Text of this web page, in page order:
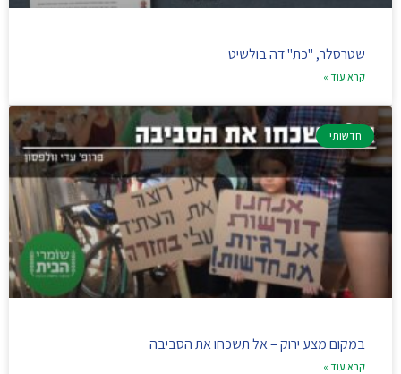
שטרסלר, "כת" דה בולשיט
קרא עוד »
חדשותי
במקום מצע ירוק – אל תשכחו את הסביבה
קרא עוד »